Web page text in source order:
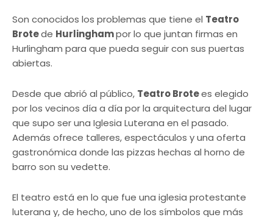
Son conocidos los problemas que tiene el Teatro
Brotede Hurlinghampor lo que juntan firmas en
Hurlingham para que pueda seguir con sus puertas
abiertas.
Desde que abrió al público, Teatro Brotees elegido
por los vecinos día a día por la arquitectura del lugar
que supo ser una Iglesia Luterana en el pasado.
Además ofrece talleres, espectáculos y una oferta
gastronómica donde las pizzas hechas al horno de
barro son su vedette.
El teatro está en lo que fue una iglesia protestante
luterana y, de hecho, uno de los símbolos que más